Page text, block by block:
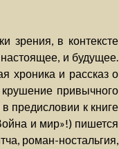
зрения, в контексте
и будущее.
хроника и рассказ о
привычного
предисловии к книге
и мир»!) пишется
роман-ностальгия,